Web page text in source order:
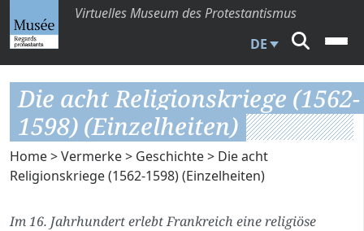
Virtuelles Museum des Protestantismus
DE
Die acht Religionskriege (1562-
1598) (Einzelheiten)
Home>Vermerke> Geschichte> Die acht
Religionskriege (1562-1598) (Einzelheiten)
Im 16. Jahrhundert erlebt Frankreich eine religiöse